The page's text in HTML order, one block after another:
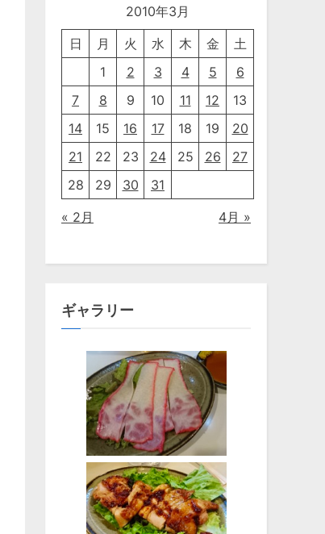
2010年3月
日 月 火 水 木 金
土
1
2 3 4 5
6
7
8 9 10 11 12
13
14
15 16 17 18 19
20
21
22 23 24 25 26
27
28
29 30 31
« 2月 4月 »
ギャラリー